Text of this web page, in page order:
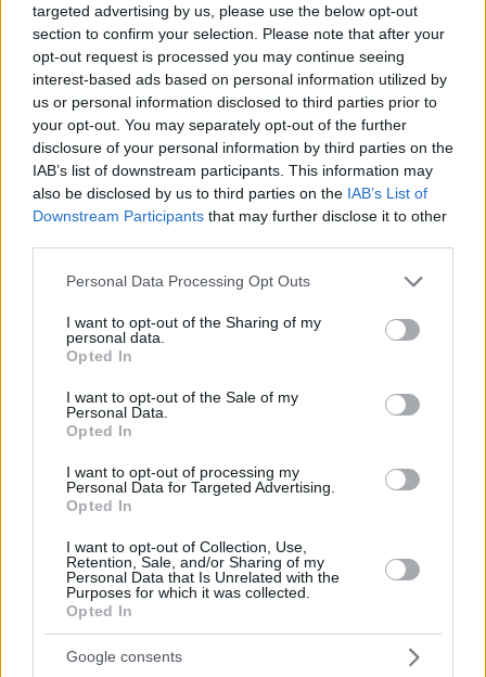
targeted advertising by us, please use the below opt-out
section to confirm your selection. Please note that after your
opt-out request is processed you may continue seeing
interest-based ads based on personal information utilized by
us or personal information disclosed to third parties prior to
your opt-out. You may separately opt-out of the further
disclosure of your personal information by third parties on the
IAB’s list of downstream participants. This information may
also be disclosed by us to third parties on the IAB’s List of
Downstream Participants that may further disclose it to other
Please note that this website/app uses one or more Google
not limited to your visit or usage behaviour. You may click to
grant or deny consent to Google and its third-party tags to
use your data for below specified purposes in below Google
consent section.
Personal Data Processing Opt Outs
I want to opt-out of the Sharing of my
personal data.
Opted In
I want to opt-out of the Sale of my
Personal Data.
Opted In
I want to opt-out of processing my
Personal Data for Targeted Advertising.
Opted In
I want to opt-out of Collection, Use,
Retention, Sale, and/or Sharing of my
Personal Data that Is Unrelated with the
Purposes for which it was collected.
Opted In
Google consents
Κοινοποιήστε